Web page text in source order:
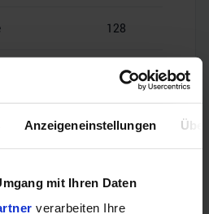
Anzeigeneinstellungen
mit Ihren Daten
verarbeiten Ihre
128
Gbps